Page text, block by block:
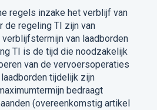
regels inzake het verblijf van
de regeling TI zijn van
van laadborden
TI is de tijd die noodzakelijk
van de vervoersoperaties
tijdelijk zijn
bedraagt
(overeenkomstig artikel